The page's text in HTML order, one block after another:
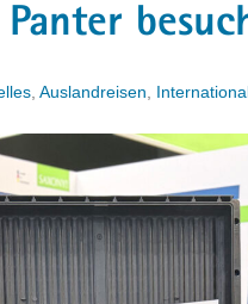
Auslandreisen